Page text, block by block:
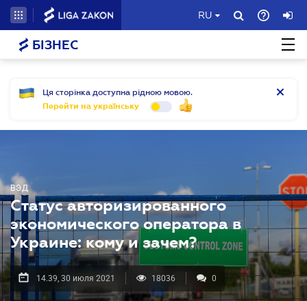
RU
БІЗНЕС
Ця сторінка доступна рідною мовою.
Перейти на українську
ВЭД
Статус авторизированного
экономического оператора в
Украине: кому и зачем?
14.39, 30 июля 2021 18036 0